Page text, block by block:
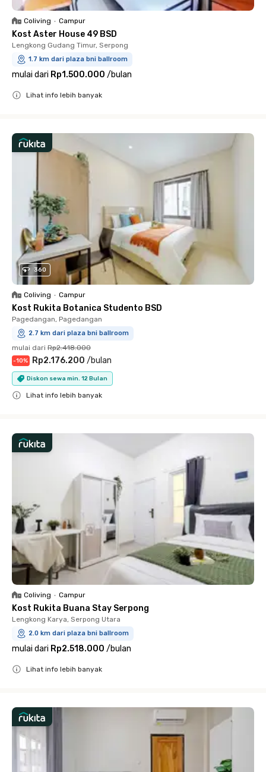
Coliving • Campur
Kost Aster House 49 BSD
Lengkong Gudang Timur, Serpong
1.7 km dari plaza bni ballroom
mulai dari Rp1.500.000 /bulan
Lihat info lebih banyak
360
Coliving • Campur
Kost Rukita Botanica Studento BSD
Pagedangan, Pagedangan
2.7 km dari plaza bni ballroom
mulai dari Rp2.418.000
-10% Rp2.176.200 /bulan
Diskon sewa min. 12 Bulan
Lihat info lebih banyak
Coliving • Campur
Kost Rukita Buana Stay Serpong
Lengkong Karya, Serpong Utara
2.0 km dari plaza bni ballroom
mulai dari Rp2.518.000 /bulan
Lihat info lebih banyak